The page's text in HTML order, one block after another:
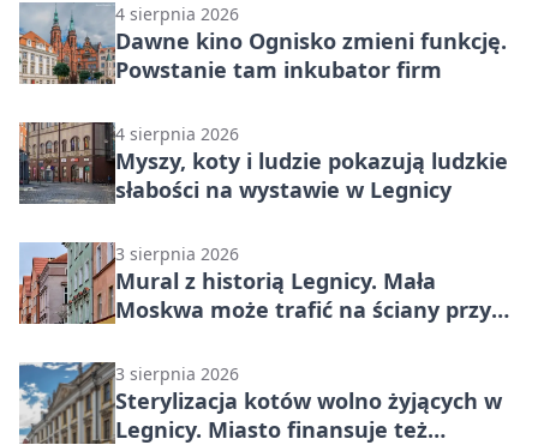
4 sierpnia 2026
Dawne kino Ognisko zmieni funkcję.
Powstanie tam inkubator firm
4 sierpnia 2026
Myszy, koty i ludzie pokazują ludzkie
słabości na wystawie w Legnicy
3 sierpnia 2026
Mural z historią Legnicy. Mała
Moskwa może trafić na ściany przy
3 sierpnia 2026
Sterylizacja kotów wolno żyjących w
Legnicy. Miasto finansuje też